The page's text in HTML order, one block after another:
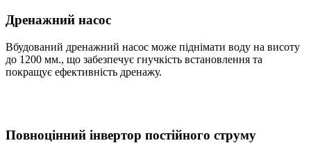
Дренажний насос
Вбудований дренажний насос може піднімати воду на висоту
до 1200 мм., що забезпечує гнучкість встановлення та
покращує ефективність дренажу.
Повноцінний інвертор постійного струму